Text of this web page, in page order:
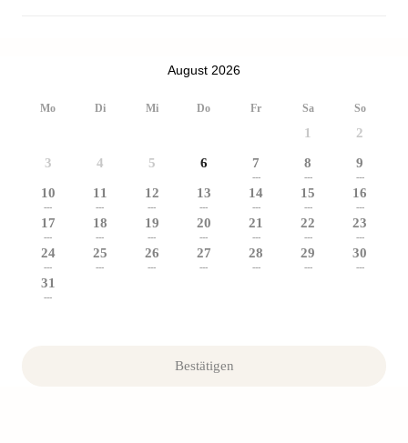
August 2026
Mo Di Mi Do Fr Sa So
1 2
3 4 5 6 7
---
8
---
9
---
10
---
11
---
12
---
13
---
14
---
15
---
16
---
17
---
18
---
19
---
20
---
21
---
22
---
23
---
24
---
25
---
26
---
27
---
28
---
29
---
30
---
31
---
Bestätigen